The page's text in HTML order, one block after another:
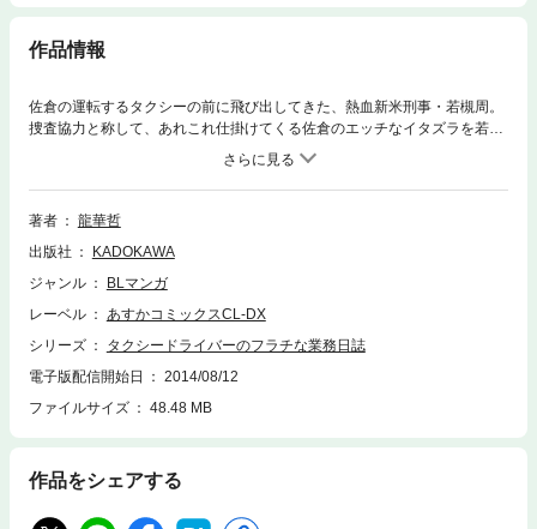
作品情報
佐倉の運転するタクシーの前に飛び出してきた、熱血新米刑事・若槻周。
捜査協力と称して、あれこれ仕掛けてくる佐倉のエッチなイタズラを若槻
著者
龍華哲
出版社
KADOKAWA
ジャンル
BLマンガ
レーベル
あすかコミックスCL-DX
シリーズ
タクシードライバーのフラチな業務日誌
電子版配信開始日
2014/08/12
ファイルサイズ
48.48 MB
作品をシェアする